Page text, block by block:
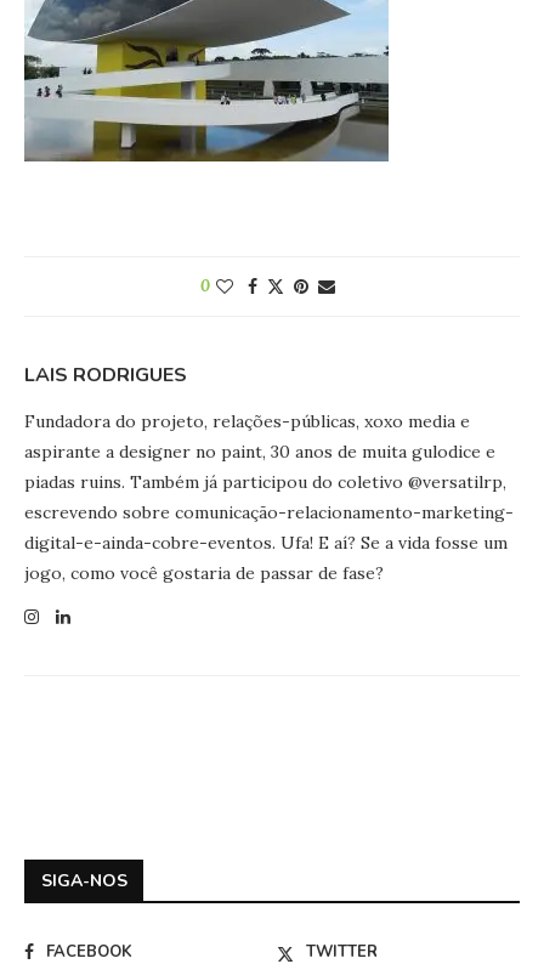
0
LAIS RODRIGUES
Fundadora do projeto, relações-públicas, xoxo media e
aspirante a designer no paint, 30 anos de muita gulodice e
piadas ruins. Também já participou do coletivo @versatilrp,
escrevendo sobre comunicação-relacionamento-marketing-
digital-e-ainda-cobre-eventos. Ufa! E aí? Se a vida fosse um
jogo, como você gostaria de passar de fase?
SIGA-NOS
FACEBOOK
TWITTER